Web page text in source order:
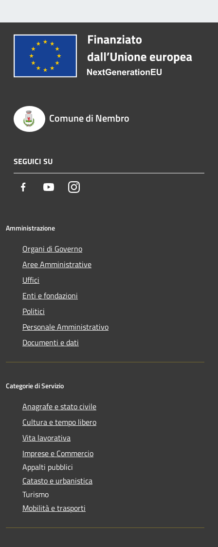
Comune di Nembro
SEGUICI SU
Facebook YoutubeInstagram
Amministrazione
Organi di Governo
Aree Amministrative
Uffici
Enti e fondazioni
Politici
Personale Amministrativo
Documenti e dati
Categorie di Servizio
Anagrafe e stato civile
Cultura e tempo libero
Vita lavorativa
Imprese e Commercio
Appalti pubblici
Catasto e urbanistica
Turismo
Mobilità e trasporti